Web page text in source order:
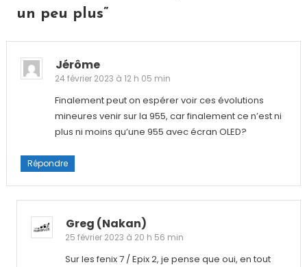
un peu plus”
Jérôme
24 février 2023 à 12 h 05 min
Finalement peut on espérer voir ces évolutions
mineures venir sur la 955, car finalement ce n’est ni
plus ni moins qu’une 955 avec écran OLED?
Répondre
Greg (nakan)
25 février 2023 à 20 h 56 min
Sur les fenix 7 / Epix 2, je pense que oui, en tout